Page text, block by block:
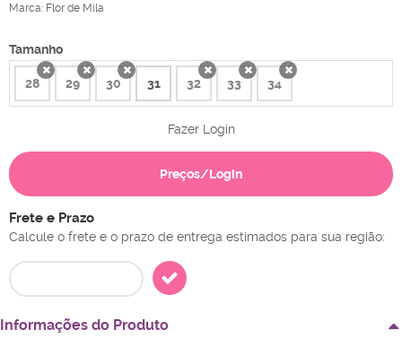
Marca: Flor de Mila
Tamanho
28x 29x 30x 31 32x 33x 34x
Fazer Login
Preços/Login
Frete e Prazo
Calcule o frete e o prazo de entrega estimados para sua região:
Informações do Produto